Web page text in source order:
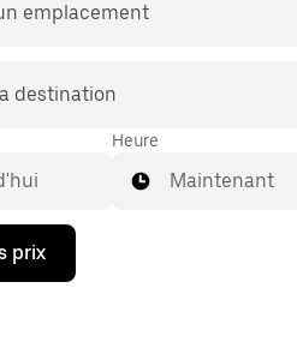
emplacement
destination
Heure
Maintenant
prix